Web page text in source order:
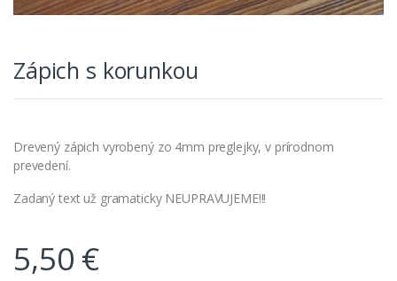
Zápich s korunkou
Drevený zápich vyrobený zo 4mm preglejky, v prírodnom
prevedení.
Zadaný text už gramaticky NEUPRAVUJEME!!!
5,50 €